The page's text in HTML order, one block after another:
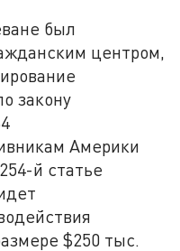
был
центром,
закону
Америки
й статье
$250 тыс.